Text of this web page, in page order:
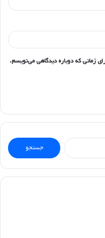
زمانی که دوباره دیدگاهی می‌نویسم.
جستجو
برای: